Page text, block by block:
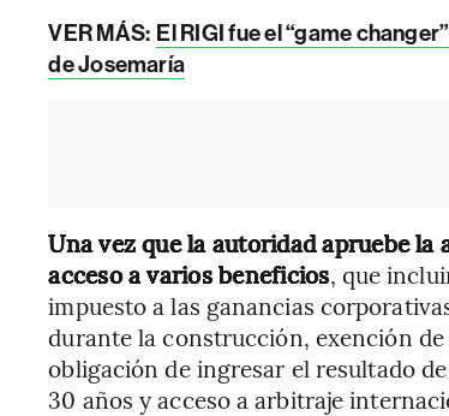
VER MÁS: El RIGI fue el “game
de Josemaría
Una vez que la autoridad apruebe la
acceso a varios beneficios, que
impuesto a las ganancias
durante la construcción, exención
obligación de ingresar el resultado
30 años y acceso a arbitraje